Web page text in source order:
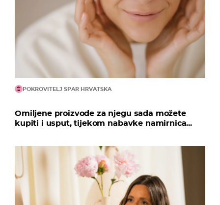
POKROVITELJ SPAR HRVATSKA
Omiljene proizvode za njegu sada možete
kupiti i usput, tijekom nabavke namirnica...